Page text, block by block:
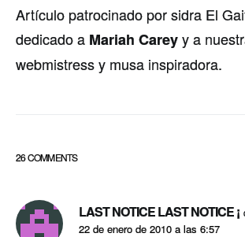
Artí­culo patrocinado por sidra El
dedicado a Mariah Careyy a
webmistress y musa inspiradora.
26 COMMENTS
LAST NOTICE LAST NOTICE ¡
22 de enero de 2010 a las 6:57